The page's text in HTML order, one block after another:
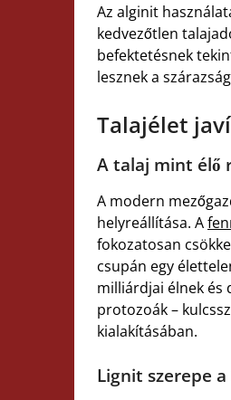
Az alginit
kedvezőtlen
befektetésnek
lesznek a
Talajélet
A talaj mint élő
A modern
helyreállítása. A
fokozatosan
csupán egy
milliárdjai élnek és
protozoák –
kialakításában.
Lignit szerepe